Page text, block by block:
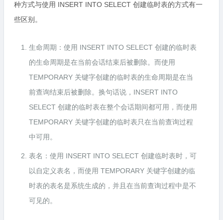
种方式与使用 INSERT INTO SELECT 创建临时表的方式有一
些区别。
生命周期：使用 INSERT INTO SELECT 创建的临时表
的生命周期是在当前会话结束后被删除。而使用
TEMPORARY 关键字创建的临时表的生命周期是在当
前查询结束后被删除。换句话说，INSERT INTO
SELECT 创建的临时表在整个会话期间都可用，而使用
TEMPORARY 关键字创建的临时表只在当前查询过程
中可用。
表名：使用 INSERT INTO SELECT 创建临时表时，可
以自定义表名，而使用 TEMPORARY 关键字创建的临
时表的表名是系统生成的，并且在当前查询过程中是不
可见的。